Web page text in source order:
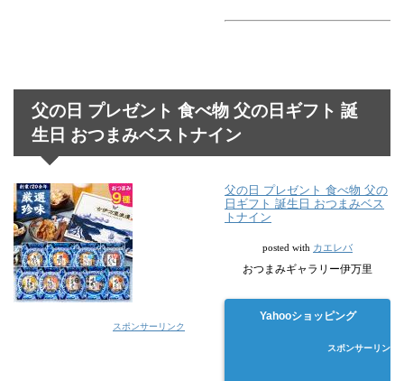
父の日 プレゼント 食べ物 父の日ギフト 誕
生日 おつまみベストナイン
スポンサーリンク
父の日 プレゼント 食べ物 父の
日ギフト 誕生日 おつまみベス
トナイン
posted with カエレバ
おつまみギャラリー伊万里
Yahooショッピング
スポンサーリンク